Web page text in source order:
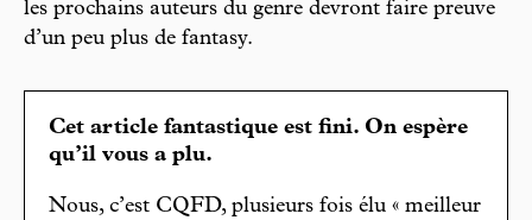
les prochains auteurs du genre devront faire preuve
d’un peu plus de fantasy.
Cet article fantastique est fini. On espère
qu’il vous a plu.
Nous, c’est CQFD, plusieurs fois élu « meilleur